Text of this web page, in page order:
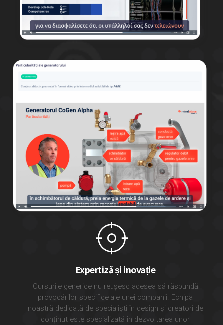
Expertiză și inovație
Cursurile generice nu reușesc adesea să răspundă
provocărilor specifice ale unei companii. Echipa
noastră dedicată de specialiști în design și creatori de
conținut este specializată în dezvoltarea unor